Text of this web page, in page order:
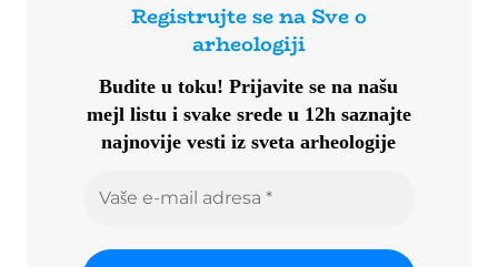
Registrujte se na Sve o
arheologiji
Budite u toku!Prijavite se na našu
mejl listu i svake srede u 12h saznajte
najnovije vesti iz sveta arheologije